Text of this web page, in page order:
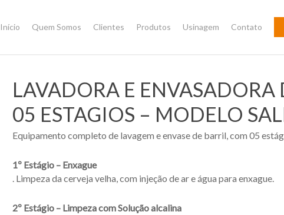
Início Quem Somos Clientes Produtos Usinagem Contato
LAVADORA E ENVASADORA
05 ESTAGIOS – MODELO
Equipamento completo de lavagem e envase de barril, com 05
1º Estágio – Enxague
. Limpeza da cerveja velha, com injeção de ar e água para enxague.
2º Estágio – Limpeza com Solução alcalina